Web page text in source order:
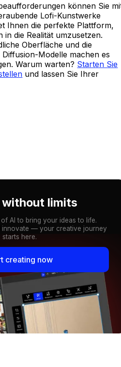
können Sie
Lofi-Kunstwerke
Ihnen die perfekte Plattform,
in die Realität umzusetzen.
Oberfläche und die
Modelle machen es
Warum warten? Starten Sie
und lassen Sie Ihrer
without limits
AI to bring your ideas to life.
innovate — your creative journey
starts here.
creating now